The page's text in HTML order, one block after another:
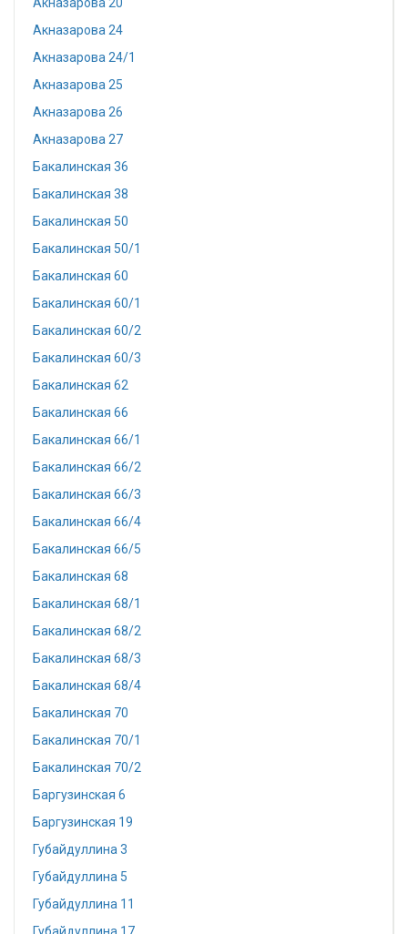
Акназарова 24
Акназарова 24/1
Акназарова 25
Акназарова 26
Акназарова 27
Бакалинская 36
Бакалинская 38
Бакалинская 50
Бакалинская 50/1
Бакалинская 60
Бакалинская 60/1
Бакалинская 60/2
Бакалинская 60/3
Бакалинская 62
Бакалинская 66
Бакалинская 66/1
Бакалинская 66/2
Бакалинская 66/3
Бакалинская 66/4
Бакалинская 66/5
Бакалинская 68
Бакалинская 68/1
Бакалинская 68/2
Бакалинская 68/3
Бакалинская 68/4
Бакалинская 70
Бакалинская 70/1
Бакалинская 70/2
Баргузинская 6
Баргузинская 19
Губайдуллина 3
Губайдуллина 5
Губайдуллина 11